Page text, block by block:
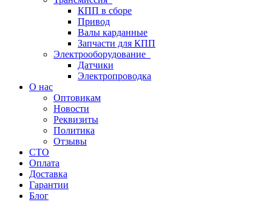
КПП в сборе
Привод
Валы карданные
Запчасти для КПП
Электрооборудование
Датчики
Электропроводка
О нас
Оптовикам
Новости
Реквизиты
Политика
Отзывы
СТО
Оплата
Доставка
Гарантии
Блог